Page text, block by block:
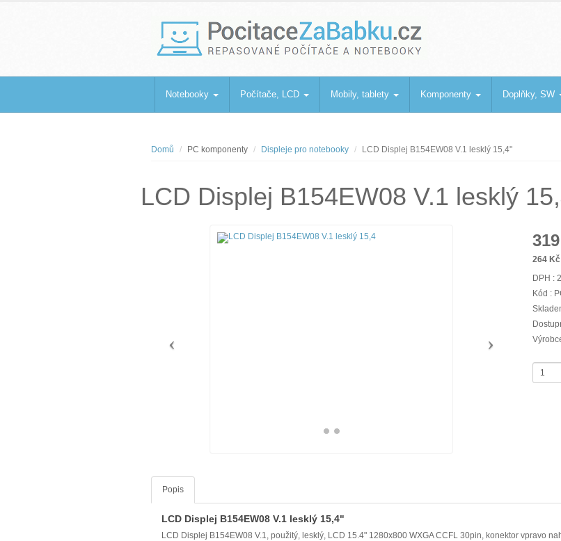
PocitaceZaBabku.cz
Repasované počítače a notebooky
Notebooky Počítače, LCD Mobily, tablety Komponenty Doplňky, SW
Domů PC komponenty Displeje pro notebooky LCD Displej B154EW08 V.1 lesklý 15,4"
LCD Displej B154EW08 V.1 lesklý
319
264
DPH :
Kód :
Popis
LCD Displej B154EW08 V.1 lesklý 15,4"
LCD Displej B154EW08 V.1, použitý, lesklý, LCD 15.4" 1280x800 WXGA CCFL 30pin, konektor vpravo